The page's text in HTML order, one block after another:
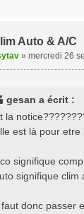
Auto & A/C
» mercredi 26
gesan a écrit :
la
est là pour etre
signifique
signifique clim
faut donc passer